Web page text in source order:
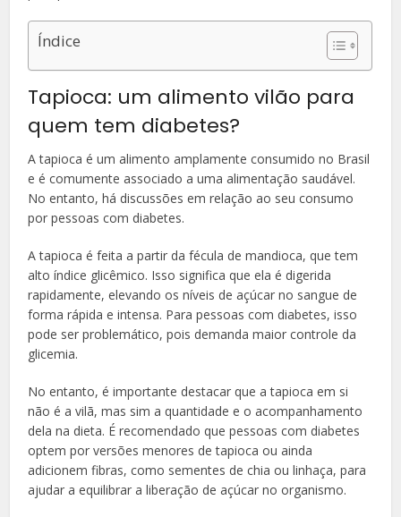
Índice
Tapioca: um alimento vilão para
quem tem diabetes?
A tapioca é um alimento amplamente consumido no Brasil
e é comumente associado a uma alimentação saudável.
No entanto, há discussões em relação ao seu consumo
por pessoas com diabetes.
A tapioca é feita a partir da fécula de mandioca, que tem
alto índice glicêmico. Isso significa que ela é digerida
rapidamente, elevando os níveis de açúcar no sangue de
forma rápida e intensa. Para pessoas com diabetes, isso
pode ser problemático, pois demanda maior controle da
glicemia.
No entanto, é importante destacar que a tapioca em si
não é a vilã, mas sim a quantidade e o acompanhamento
dela na dieta. É recomendado que pessoas com diabetes
optem por versões menores de tapioca ou ainda
adicionem fibras, como sementes de chia ou linhaça, para
ajudar a equilibrar a liberação de açúcar no organismo.